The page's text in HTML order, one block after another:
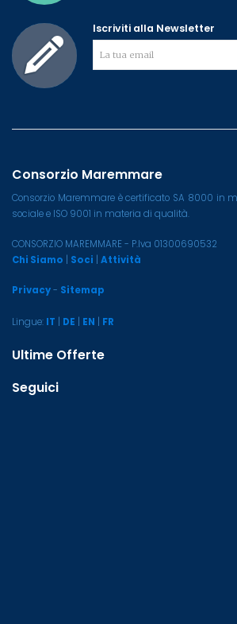
Iscriviti alla Newsletter
Consorzio Maremmare
Consorzio Maremmare è certificato SA 8000 in
sociale e ISO 9001 in materia di qualità.
CONSORZIO MAREMMARE - P.Iva 01300690532
Chi Siamo
Soci Attività
Privacy- Sitemap
Lingue: IT DE EN FR
Ultime Offerte
Seguici